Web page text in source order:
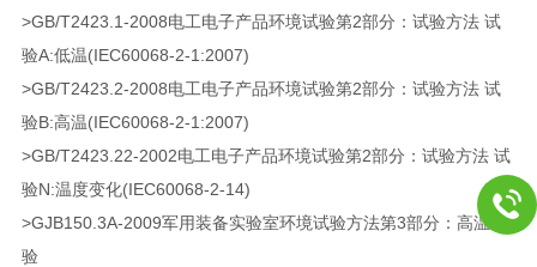
>GB/T2423.1-2008电工电子产品环境试验第2部分：试验方法 试
验A:低温(IEC60068-2-1:2007)
>GB/T2423.2-2008电工电子产品环境试验第2部分：试验方法 试
验B:高温(IEC60068-2-1:2007)
>GB/T2423.22-2002电工电子产品环境试验第2部分：试验方法 试
验N:温度变化(IEC60068-2-14)
>GJB150.3A-2009军用装备实验室环境试验方法第3部分：高温试
验